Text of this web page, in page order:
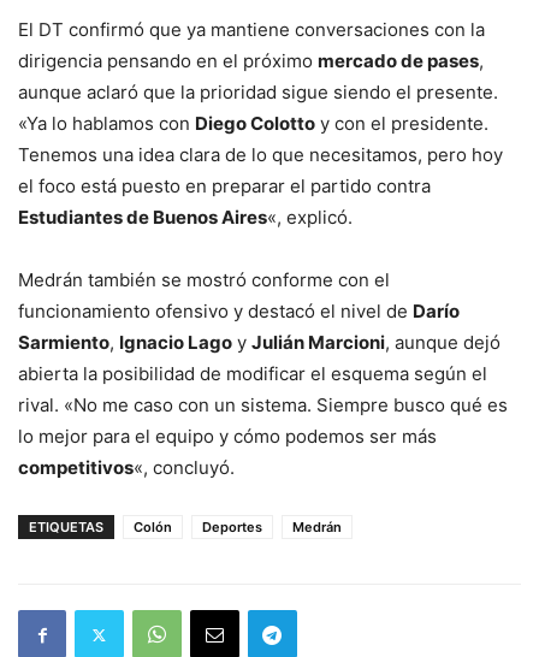
El DT confirmó que ya mantiene conversaciones con la
dirigencia pensando en el próximo mercado de pases,
aunque aclaró que la prioridad sigue siendo el presente.
«Ya lo hablamos con Diego Colotto y con el presidente.
Tenemos una idea clara de lo que necesitamos, pero hoy
el foco está puesto en preparar el partido contra
Estudiantes de Buenos Aires«, explicó.
Medrán también se mostró conforme con el
funcionamiento ofensivo y destacó el nivel de Darío
Sarmiento, Ignacio Lago y Julián Marcioni, aunque dejó
abierta la posibilidad de modificar el esquema según el
rival. «No me caso con un sistema. Siempre busco qué es
lo mejor para el equipo y cómo podemos ser más
competitivos«, concluyó.
ETIQUETAS Colón Deportes Medrán